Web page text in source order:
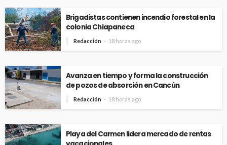
Brigadistas contienen incendio forestal en la
colonia Chiapaneca
Redacción 18 horas ago
Avanza en tiempo y forma la construcción
de pozos de absorción en Cancún
Redacción 18 horas ago
Playa del Carmen lidera mercado de rentas